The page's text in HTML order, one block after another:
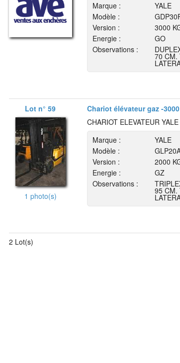
Marque :
YALE
Modèle :
Version :
3000
Energie :
GO
Observations :
70 CM.
Lot n° 59 Chariot élévateur gaz -
1 photo(s)
CHARIOT ELEVATEUR
Marque :
YALE
Modèle :
Version :
2000
Energie :
GZ
Observations :
95 CM.
2 Lot(s)